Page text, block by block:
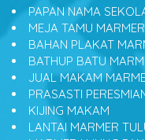
PAPAN NAMA
MEJA TAMU MARMER
BAHAN PLAKAT
BATHUP BATU
JUAL MAKAM
PRASASTI
KIJING MAKAM
LANTAI MARMER